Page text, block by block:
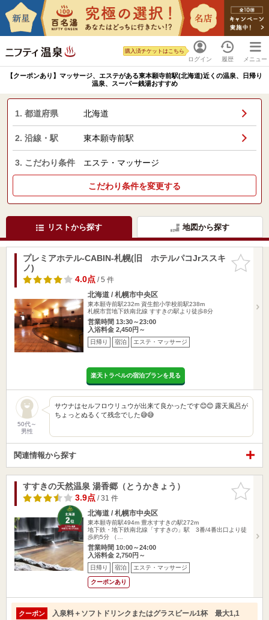
ログイン
購入済チケットはこちら
履歴 メニュー
【クーポンあり】マッサージ、エステがある東本願寺前駅(北海道)近くの温泉、日帰り
温泉、スーパー銭湯おすすめ
1. 都道府県 北海道
2. 沿線・駅 東本願寺前駅
3. こだわり条件 エステ・マッサージ
こだわり条件を変更する
リストから探す 地図から探す
お気に入
りに追加
プレミアホテル-CABIN-札幌(旧 ホテルパコJrススキ
ノ)
4.0点/ 5 件
北海道 / 札幌市中央区
東本願寺前駅232m 資生館小学校前駅238m
札幌市営地下鉄南北線 すすきの駅より徒歩8分
営業時間 13:30～23:00
入浴料金 2,450円～
日帰り 宿泊 エステ・マッサージ
楽天トラベルの宿泊プランを見る
50代～
男性
サウナはセルフロウリュウが出来て良かったです😊😊 露天風呂が
ちょっとぬるくて残念でした😅😅
関連情報から探す
お気に入
りに追加
すすきの天然温泉 湯香郷（とうかきょう）
3.9点/ 31 件
北海道 / 札幌市中央区
東本願寺前駅494m 豊水すすきの駅272m
地下鉄・地下鉄南北線「すすきの」駅 3番/4番出口より徒
歩約5分 （…
営業時間 10:00～24:00
入浴料金 2,750円～
日帰り 宿泊 エステ・マッサージ
クーポンあり
クーポン
入泉料＋ソフトドリンクまたはグラスビール1杯 最大1,1